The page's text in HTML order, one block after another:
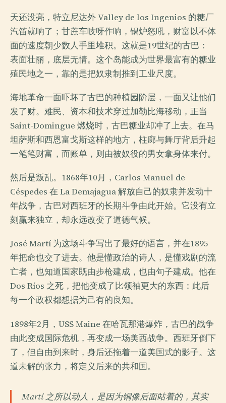
天还没亮，特立尼达外 Valley de los Ingenios 的糖厂
汽笛就响了；甘蔗车吱呀作响，锅炉怒吼，财富以不体
面的速度朝少数人手里堆积。这就是19世纪的古巴：
表面壮丽，底层无情。这个岛能成为世界最富有的糖业
殖民地之一，靠的是把奴隶制推到工业尺度。
海地革命一面吓坏了古巴的种植园阶层，一面又让他们
发了财。难民、资本和技术穿过加勒比海移动，正当
Saint-Domingue 燃烧时，古巴糖业却冲了上去。在马
坦萨斯和西恩富戈斯这样的地方，柱廊与舞厅背后升起
一笔笔财富，而账单，则由被奴役的男女拿身体来付。
然后是叛乱。1868年10月，Carlos Manuel de
Céspedes 在 La Demajagua 解放自己的奴隶并发动十
年战争，古巴对西班牙的长期斗争由此开始。它没有立
刻赢来独立，却永远改变了道德气候。
José Martí 为这场斗争写出了最好的语言，并在1895
年把命也交了进去。他是懂政治的诗人，是懂戏剧的流
亡者，也知道国家既由步枪建成，也由句子建成。他在
Dos Ríos 之死，把他变成了比领袖更大的东西：此后
每一个政权都想据为己有的良知。
1898年2月，USS Maine 在哈瓦那港爆炸，古巴的战争
由此变成国际危机，再变成一场美西战争。西班牙倒下
了，但自由到来时，身后还拖着一道美国式的影子。这
道未解的张力，将定义后来的共和国。
Martí 之所以动人，是因为铜像后面站着的，其实